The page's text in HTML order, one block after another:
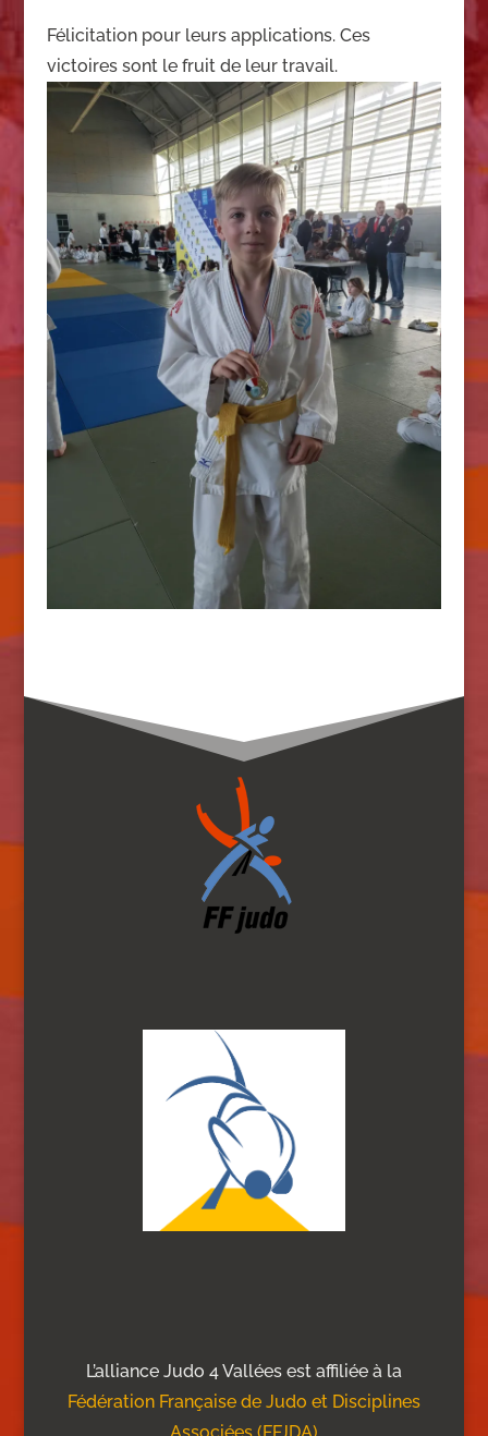
Félicitation pour leurs applications. Ces
victoires sont le fruit de leur travail.
L’alliance Judo 4 Vallées est affiliée à la
Fédération Française de Judo et Disciplines